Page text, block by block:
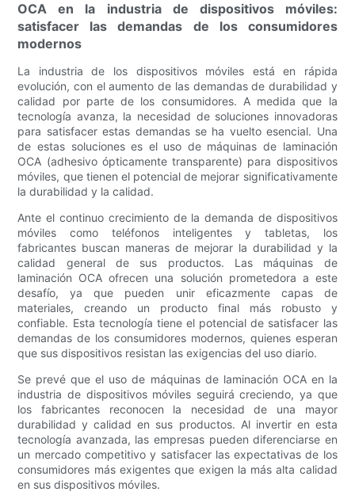
OCA en la industria de dispositivos móviles:
satisfacer las demandas de los consumidores
modernos
La industria de los dispositivos móviles está en rápida
evolución, con el aumento de las demandas de durabilidad y
calidad por parte de los consumidores. A medida que la
tecnología avanza, la necesidad de soluciones innovadoras
para satisfacer estas demandas se ha vuelto esencial. Una
de estas soluciones es el uso de máquinas de laminación
OCA (adhesivo ópticamente transparente) para dispositivos
móviles, que tienen el potencial de mejorar significativamente
la durabilidad y la calidad.
Ante el continuo crecimiento de la demanda de dispositivos
móviles como teléfonos inteligentes y tabletas, los
fabricantes buscan maneras de mejorar la durabilidad y la
calidad general de sus productos. Las máquinas de
laminación OCA ofrecen una solución prometedora a este
desafío, ya que pueden unir eficazmente capas de
materiales, creando un producto final más robusto y
confiable. Esta tecnología tiene el potencial de satisfacer las
demandas de los consumidores modernos, quienes esperan
que sus dispositivos resistan las exigencias del uso diario.
Se prevé que el uso de máquinas de laminación OCA en la
industria de dispositivos móviles seguirá creciendo, ya que
los fabricantes reconocen la necesidad de una mayor
durabilidad y calidad en sus productos. Al invertir en esta
tecnología avanzada, las empresas pueden diferenciarse en
un mercado competitivo y satisfacer las expectativas de los
consumidores más exigentes que exigen la más alta calidad
en sus dispositivos móviles.